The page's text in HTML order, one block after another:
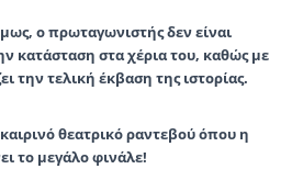
ο πρωταγωνιστής δεν είναι
κατάσταση στα χέρια του, καθώς με
την τελική έκβαση της ιστορίας.
θεατρικό ραντεβού όπου η
το μεγάλο φινάλε!